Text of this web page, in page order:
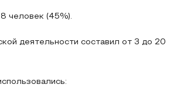
человек (45%).
деятельности составил от 3 до 20